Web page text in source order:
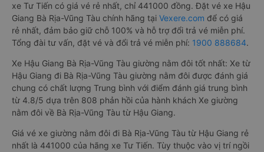
xe Tư Tiến có giá vé rẻ nhất, chỉ 441000 đồng. Đặt vé xe Hậu
Giang Bà Rịa-Vũng Tàu chính hãng tại Vexere.com để có giá
rẻ nhất, đảm bảo giữ chỗ 100% và hỗ trợ đổi trả vé miễn phí.
Tổng đài tư vấn, đặt vé và đổi trả vé miễn phí: 1900 888684.
Xe Hậu Giang Bà Rịa-Vũng Tàu giường nằm đôi tốt nhất: Xe từ
Hậu Giang đi Bà Rịa-Vũng Tàu giường nằm đôi được đánh giá
chung có chất lượng Trung bình với điểm đánh giá trung bình
từ 4.8/5 dựa trên 808 phản hồi của hành khách Xe giường
nằm đôi về Bà Rịa-Vũng Tàu từ Hậu Giang.
Giá vé xe giường nằm đôi đi Bà Rịa-Vũng Tàu từ Hậu Giang rẻ
nhất là 441000 của hãng xe Tư Tiến. Tùy thuộc vào vị trí ngồi